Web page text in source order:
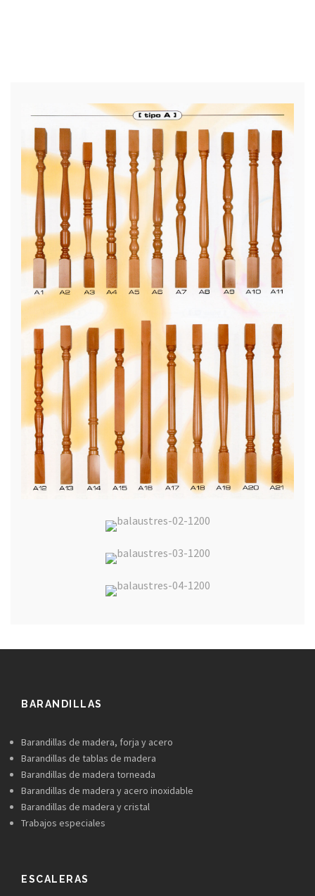
BARANDILLAS
Barandillas de madera, forja y acero
Barandillas de tablas de madera
Barandillas de madera torneada
Barandillas de madera y acero inoxidable
Barandillas de madera y cristal
Trabajos especiales
ESCALERAS